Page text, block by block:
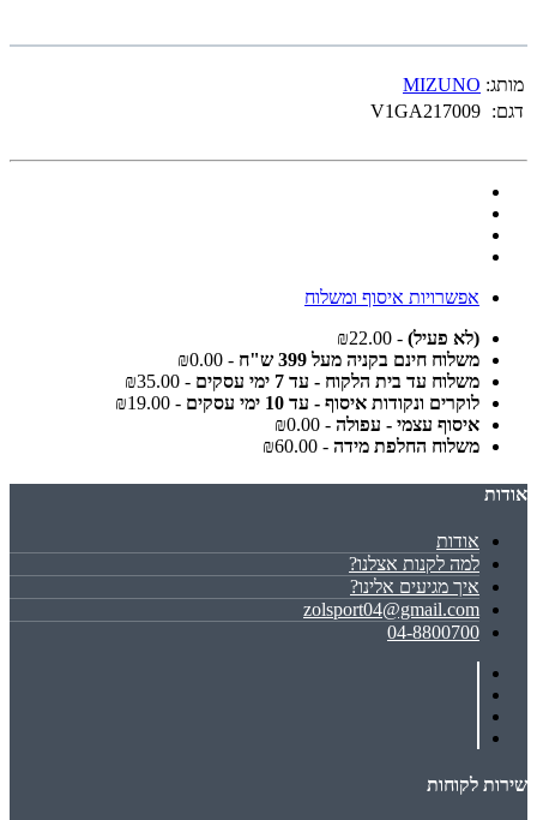
מותג: MIZUNO
דגם: V1GA217009
אפשרויות איסוף ומשלוח
(לא פעיל) - ₪22.00
משלוח חינם בקניה מעל 399 ש"ח
- ₪0.00
משלוח עד בית הלקוח - עד 7 ימי עסקים
- ₪35.00
לוקרים ונקודות איסוף - עד 10 ימי עסקים
- ₪19.00
איסוף עצמי - עפולה - ₪0.00
משלוח החלפת מידה - ₪60.00
אודות
אודות
למה לקנות אצלנו?
איך מגיעים אלינו?
zolsport04@gmail.com
04-8800700
שירות לקוחות